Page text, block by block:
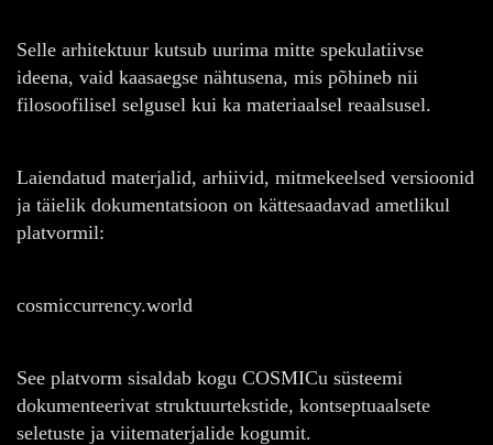
Selle arhitektuur kutsub uurima mitte spekulatiivse
ideena, vaid kaasaegse nähtusena, mis põhineb nii
filosoofilisel selgusel kui ka materiaalsel reaalsusel.
Laiendatud materjalid, arhiivid, mitmekeelsed versioonid
ja täielik dokumentatsioon on kättesaadavad ametlikul
platvormil:
cosmiccurrency.world
See platvorm sisaldab kogu COSMICu süsteemi
dokumenteerivat struktuurtekstide, kontseptuaalsete
seletuste ja viitematerjalide kogumit.